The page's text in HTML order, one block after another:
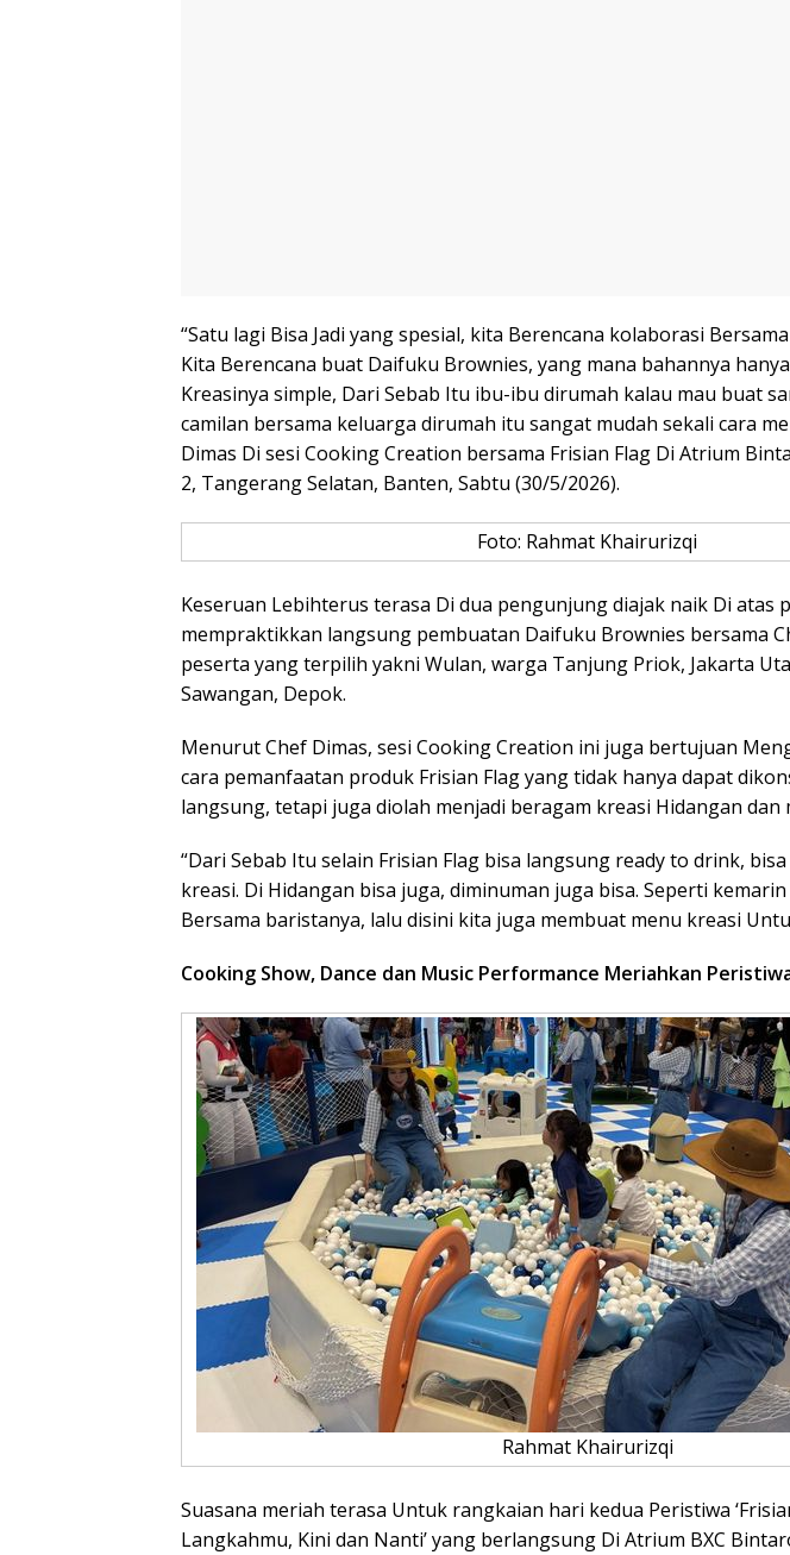
“Satu lagi Bisa Jadi yang spesial, kita Berencana kolaborasi
Kita Berencana buat Daifuku Brownies, yang mana bahannya
Kreasinya simple, Dari Sebab Itu ibu-ibu dirumah kalau mau buat
camilan bersama keluarga dirumah itu sangat mudah sekali cara
Dimas Di sesi Cooking Creation bersama Frisian Flag Di Atrium
2, Tangerang Selatan, Banten, Sabtu (30/5/2026).
Foto: Rahmat Khairurizqi
Keseruan Lebihterus terasa Di dua pengunjung diajak naik Di atas
mempraktikkan langsung pembuatan Daifuku Brownies bersama
peserta yang terpilih yakni Wulan, warga Tanjung Priok, Jakarta
Sawangan, Depok.
Menurut Chef Dimas, sesi Cooking Creation ini juga bertujuan
cara pemanfaatan produk Frisian Flag yang tidak hanya dapat
langsung, tetapi juga diolah menjadi beragam kreasi Hidangan dan
“Dari Sebab Itu selain Frisian Flag bisa langsung ready to drink,
kreasi. Di Hidangan bisa juga, diminuman juga bisa. Seperti
Bersama baristanya, lalu disini kita juga membuat menu kreasi
Cooking Show, Dance dan Music Performance Meriahkan
Rahmat Khairurizqi
Suasana meriah terasa Untuk rangkaian hari kedua Peristiwa
Langkahmu, Kini dan Nanti’ yang berlangsung Di Atrium BXC